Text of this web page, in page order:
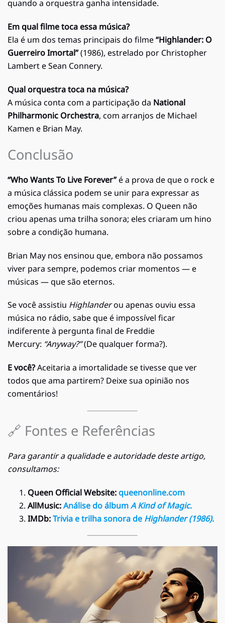
quando a orquestra ganha intensidade.
Em qual filme toca essa música?
Ela é um dos temas principais do filme“Highlander: O
Guerreiro Imortal”(1986), estrelado por Christopher
Lambert e Sean Connery.
Qual orquestra toca na música?
A música conta com a participação da National
Philharmonic Orchestra, com arranjos de Michael
Kamen e Brian May.
Conclusão
“Who Wants To Live Forever”é a prova de que o rock e
a música clássica podem se unir para expressar as
emoções humanas mais complexas. O Queen não
criou apenas uma trilha sonora; eles criaram um hino
sobre a condição humana.
Brian May nos ensinou que, embora não possamos
viver para sempre, podemos criar momentos — e
músicas — que são eternos.
Se você assistiu Highlanderou apenas ouviu essa
música no rádio, sabe que é impossível ficar
indiferente à pergunta final de Freddie
Mercury: “Anyway?”(De qualquer forma?).
E você?Aceitaria a imortalidade se tivesse que ver
todos que ama partirem? Deixe sua opinião nos
comentários!
🔗 Fontes e Referências
Para garantir a qualidade e autoridade deste artigo,
consultamos:
Queen Official Website:queenonline.com
AllMusic:Análise do álbumA Kind of Magic.
IMDb:Trivia e trilha sonora de Highlander (1986).